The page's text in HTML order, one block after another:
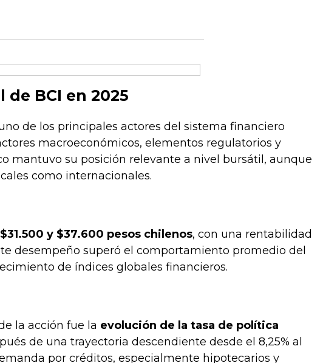
BCI en 2025
de los principales actores del sistema financiero
macroeconómicos, elementos regulatorios y
mantuvo su posición relevante a nivel bursátil, aunque
como internacionales.
$31.500 y $37.600 pesos chilenos, con una rentabilidad
desempeño superó el comportamiento promedio del
de índices globales financieros.
la acción fue la evolución de la tasa de política
de una trayectoria descendiente desde el 8,25% al
por créditos, especialmente hipotecarios y